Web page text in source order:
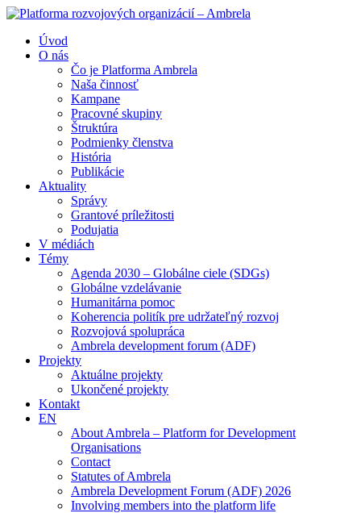
Úvod
O nás
Čo je Platforma Ambrela
Naša činnosť
Kampane
Pracovné skupiny
Štruktúra
Podmienky členstva
História
Publikácie
Aktuality
Správy
Grantové príležitosti
Podujatia
V médiách
Témy
Agenda 2030 – Globálne ciele (SDGs)
Globálne vzdelávanie
Humanitárna pomoc
Koherencia politík pre udržateľný rozvoj
Rozvojová spolupráca
Ambrela development forum (ADF)
Projekty
Aktuálne projekty
Ukončené projekty
Kontakt
EN
About Ambrela – Platform for Development
Organisations
Contact
Statutes of Ambrela
Ambrela Development Forum (ADF) 2026
Involving members into the platform life